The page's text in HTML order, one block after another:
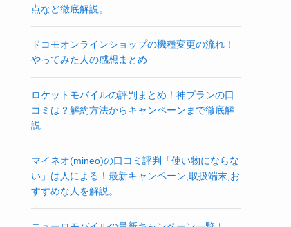
点など徹底解説。
ドコモオンラインショップの機種変更の流れ！
やってみた人の感想まとめ
ロケットモバイルの評判まとめ！神プランの口
コミは？解約方法からキャンペーンまで徹底解
説
マイネオ(mineo)の口コミ評判「使い物にならな
い」は人による！最新キャンペーン,取扱端末,お
すすめな人を解説。